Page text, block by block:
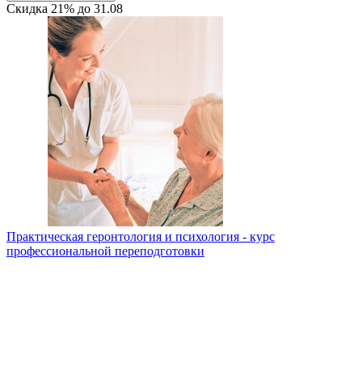
Скидка 21% до 31.08
Практическая геронтология и психология - курс
профессиональной переподготовки